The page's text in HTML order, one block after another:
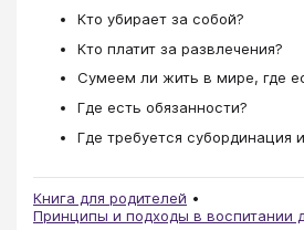
Кто убирает за собой?
Кто платит за развлечения?
Сумеем ли жить в мире, где
Где есть обязанности?
Где требуется субординация
Книга для родителей
Принципы и подходы в воспитании